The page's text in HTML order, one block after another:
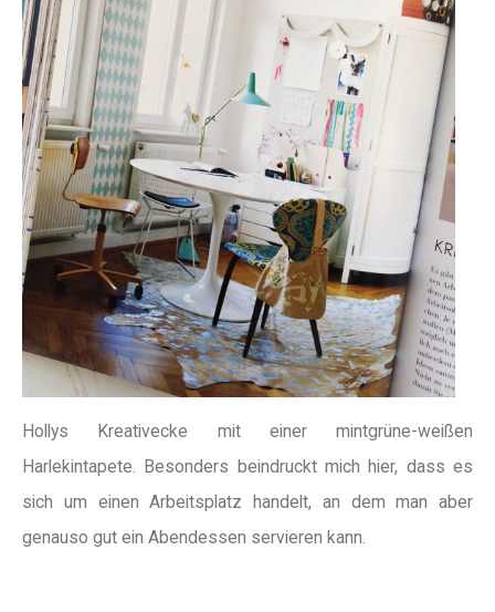
Hollys Kreativecke mit einer mintgrüne-weißen
Harlekintapete. Besonders beindruckt mich hier, dass es
sich um einen Arbeitsplatz handelt, an dem man aber
genauso gut ein Abendessen servieren kann.